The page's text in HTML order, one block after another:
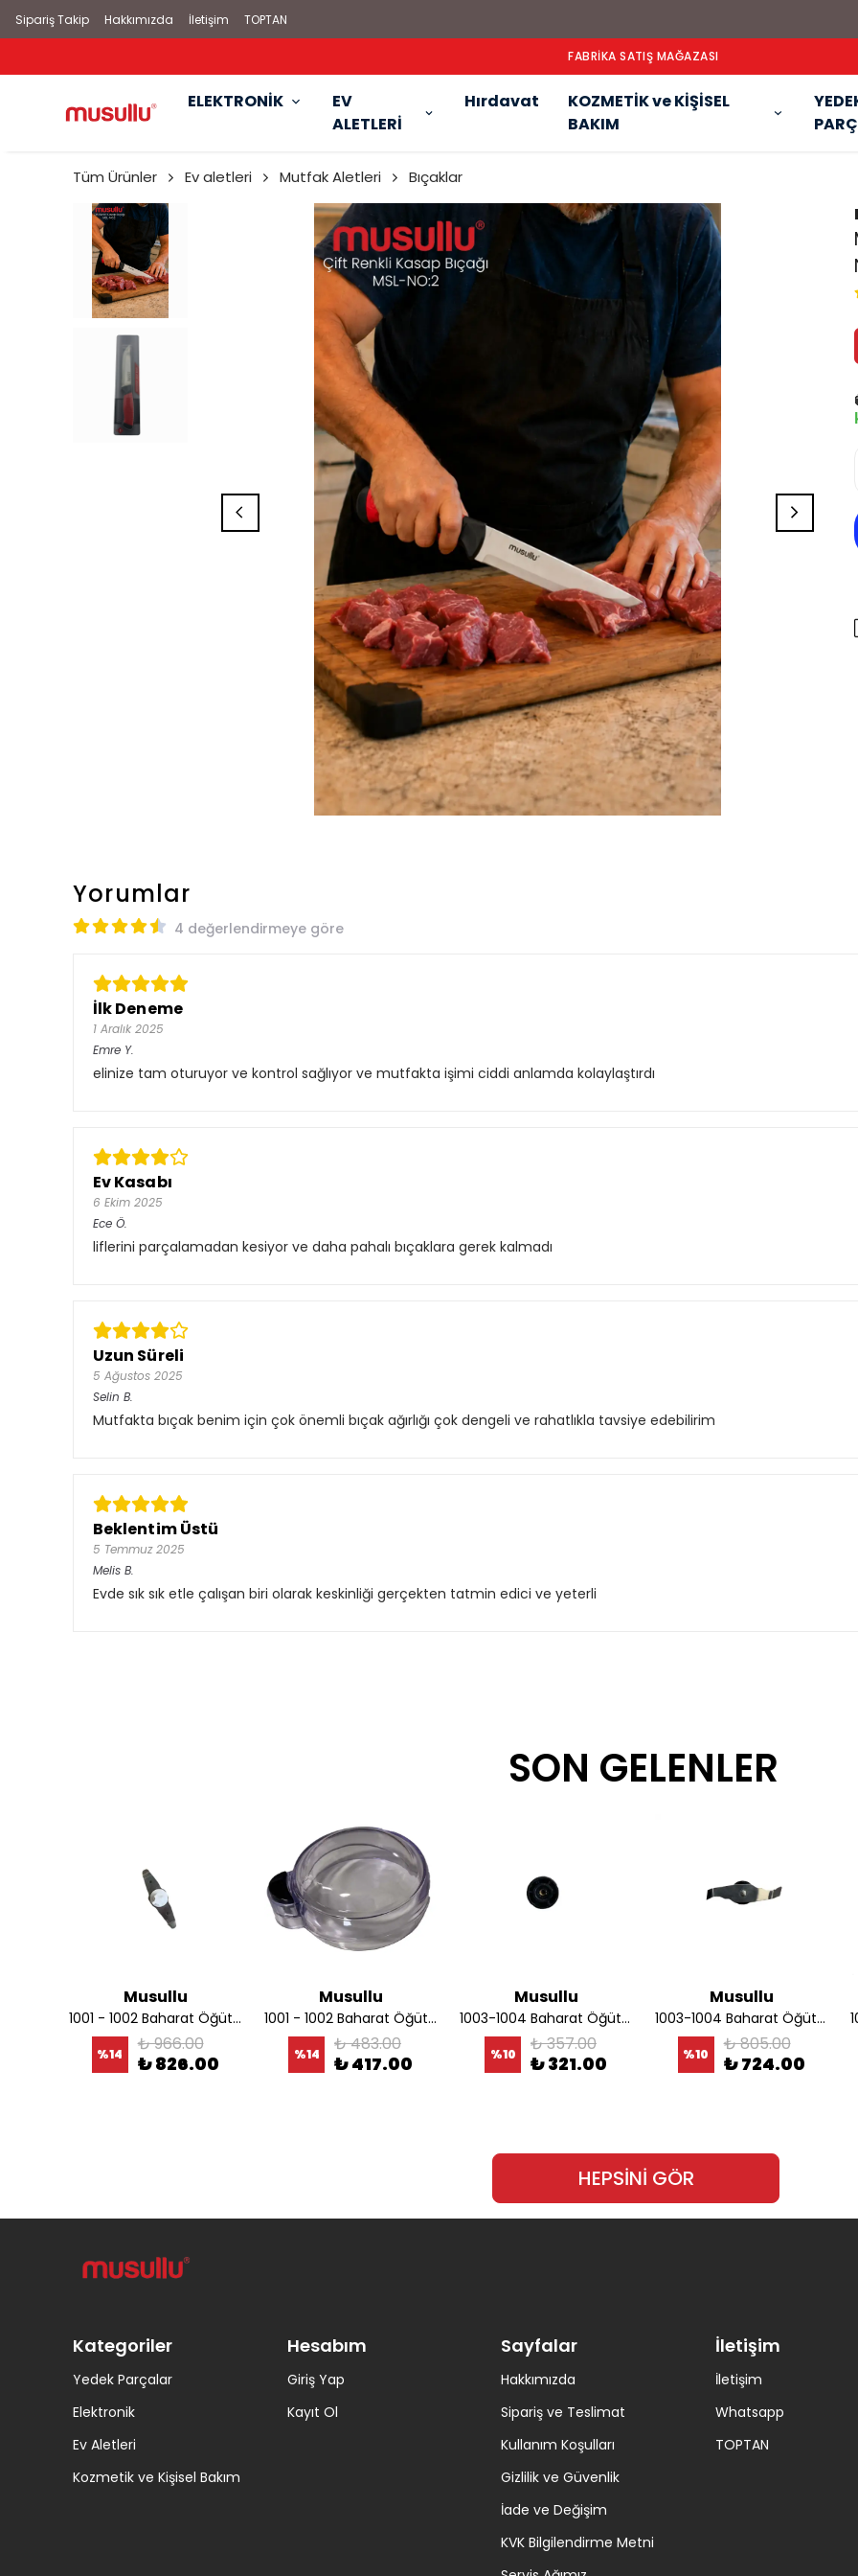
Sipariş Takip Hakkımızda İletişim TOPTAN
FABRİKA SATIŞ MAĞAZASI
ELEKTRONİK
EV
ALETLERİ
Hırdavat
KOZMETİK ve KİŞİSEL
BAKIM
Tüm Ürünler Ev aletleri Mutfak Aletleri Bıçaklar
Yorumlar
4 değerlendirmeye göre
İlk Deneme
1 Aralık 2025
Emre Y.
elinize tam oturuyor ve kontrol sağlıyor ve mutfakta işimi ciddi anlamda kolaylaştırdı
Ev Kasabı
6 Ekim 2025
Ece Ö.
liflerini parçalamadan kesiyor ve daha pahalı bıçaklara gerek kalmadı
Uzun Süreli
5 Ağustos 2025
Selin B.
Mutfakta bıçak benim için çok önemli bıçak ağırlığı çok dengeli ve rahatlıkla tavsiye edebilirim
Beklentim Üstü
5 Temmuz 2025
Melis B.
Evde sık sık etle çalışan biri olarak keskinliği gerçekten tatmin edici ve yeterli
SON GELENLER
Musullu
1001 - 1002 Baharat Öğütücü Bıçağı
%14 ₺ 966.00
₺ 826.00
Musullu
1001 - 1002 Baharat Öğütücü Şeffaf Kapağı
%14 ₺ 483.00
₺ 417.00
Musullu
1003-1004 Baharat Öğütücü Alt Sürücüsü
%10 ₺ 357.00
₺ 321.00
Musullu
1003-1004 Baharat Öğütücü Bıçağı
%10 ₺ 805.00
₺ 724.00
HEPSİNİ GÖR
Kategoriler
Yedek Parçalar
Elektronik
Ev Aletleri
Kozmetik ve Kişisel Bakım
Hesabım
Giriş Yap
Kayıt Ol
Sayfalar
Hakkımızda
Sipariş ve Teslimat
Kullanım Koşulları
Gizlilik ve Güvenlik
İade ve Değişim
KVK Bilgilendirme Metni
İletişim
İletişim
Whatsapp
TOPTAN